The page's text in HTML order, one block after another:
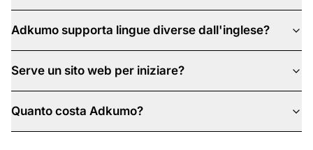
Adkumo supporta lingue diverse dall'inglese?
Serve un sito web per iniziare?
Quanto costa Adkumo?